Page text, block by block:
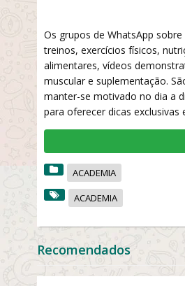
Os grupos de WhatsApp
treinos, exercícios físicos,
alimentares, vídeos
muscular e suplementação.
manter-se motivado no dia a
para oferecer dicas
ACADEMIA
ACADEMIA
Recomendados